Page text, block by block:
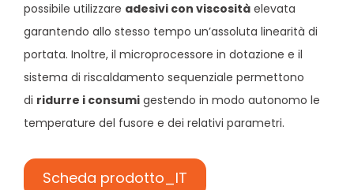
possibile utilizzare adesivi con viscosità elevata
garantendo allo stesso tempo un’assoluta linearità di
portata. Inoltre, il microprocessore in dotazione e il
sistema di riscaldamento sequenziale permettono
di ridurre i consumi gestendo in modo autonomo le
temperature del fusore e dei relativi parametri.
Scheda prodotto_IT